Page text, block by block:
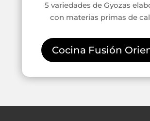
5 variedades de Gyozas
con materias primas de
Cocina Fusión